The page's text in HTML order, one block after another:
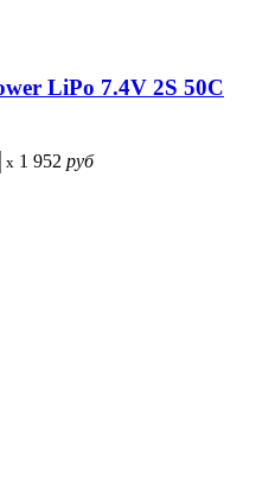
LiPo 7.4V 2S 50C
x 1 952 руб